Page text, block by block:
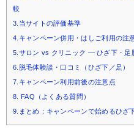
較
3.当サイトの評価基準
4.キャンペーン併用・はしご利用の注
5.サロン vs クリニック — ひざ下・足
6.脱毛体験談・口コミ（ひざ下／足）
7.キャンペーン利用前後の注意点
8. FAQ（よくある質問）
9.まとめ：キャンペーンで始めるひざ